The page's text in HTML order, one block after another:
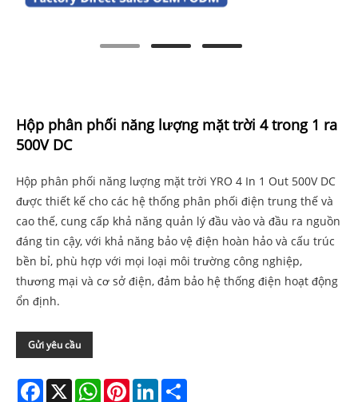
Hộp phân phối năng lượng mặt trời 4 trong 1 ra
500V DC
Hộp phân phối năng lượng mặt trời YRO 4 In 1 Out 500V DC
được thiết kế cho các hệ thống phân phối điện trung thế và
cao thế, cung cấp khả năng quản lý đầu vào và đầu ra nguồn
đáng tin cậy, với khả năng bảo vệ điện hoàn hảo và cấu trúc
bền bỉ, phù hợp với mọi loại môi trường công nghiệp,
thương mại và cơ sở điện, đảm bảo hệ thống điện hoạt động
ổn định.
Gửi yêu cầu
Facebook
X WhatsAppPinterestLinkedIn